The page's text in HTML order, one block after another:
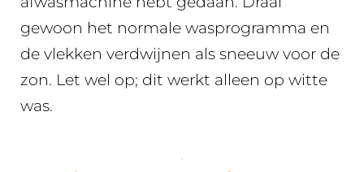
gewoon het normale wasprogramma en
de vlekken verdwijnen als sneeuw voor de
zon. Let wel op; dit werkt alleen op witte
was.
.